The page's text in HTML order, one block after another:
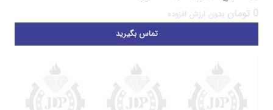
0 تومان بدون ارزش افزوده
تماس بگیرید